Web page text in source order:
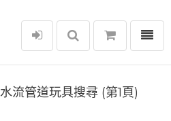
選單
水流管道玩具搜尋 (第1頁)